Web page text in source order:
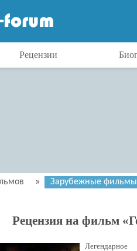
Рецензии
» Зарубежные фильмы
Рецензия на фильм